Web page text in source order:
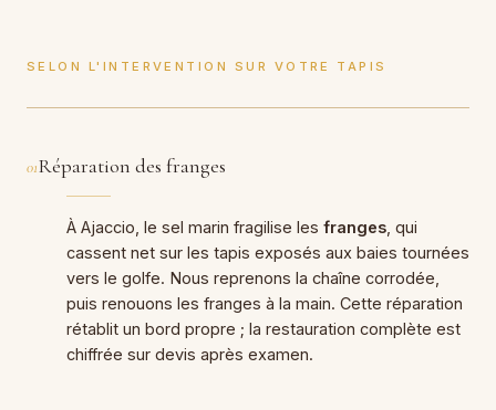
SELON L'INTERVENTION SUR VOTRE TAPIS
01Réparation des franges
À Ajaccio, le sel marin fragilise les franges , qui
cassent net sur les tapis exposés aux baies tournées
vers le golfe. Nous reprenons la chaîne corrodée,
puis renouons les franges à la main. Cette réparation
rétablit un bord propre ; la restauration complète est
chiffrée sur devis après examen.